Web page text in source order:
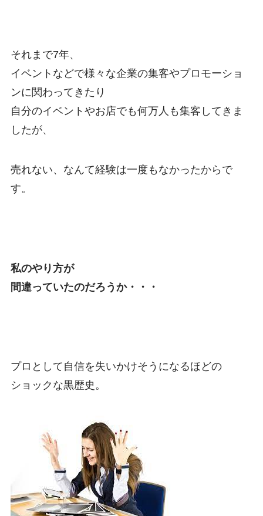
それまで7年、
イベントなどで様々な企業の集客やプロモーショ
ンに関わってきたり
自分のイベントやお店でも何万人も集客してきま
したが、
売れない、なんて経験は一度もなかったからで
す。
私のやり方が
間違っていたのだろうか・・・
プロとして自信を失いかけそうになるほどの
ショックな黒歴史。